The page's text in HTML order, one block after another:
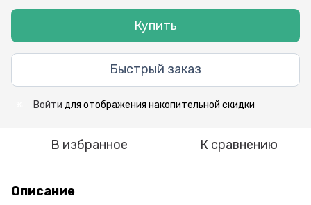
Купить
Быстрый заказ
Войти для отображения накопительной скидки
В избранное К сравнению
Описание